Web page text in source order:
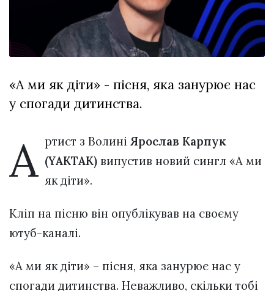
XIX
Спартакіада
VolWe...
29 Липня 2026
544 переглядів
Всі розділи
Персона
Лайф
ZONE 18+
Контакти
«А ми як діти» - пісня, яка занурює нас
у спогади дитинства.
А ртист з ВолиніЯрослав Карпук
(YAKTAK) випустив новий сингл «А ми
як діти».
Кліп на пісню він опублікував на своєму
ютуб-каналі.
«А ми як діти» – пісня, яка занурює нас у
спогади дитинства. Неважливо, скільки тобі